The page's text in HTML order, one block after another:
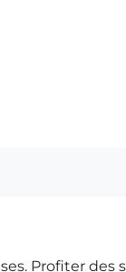
Profiter des